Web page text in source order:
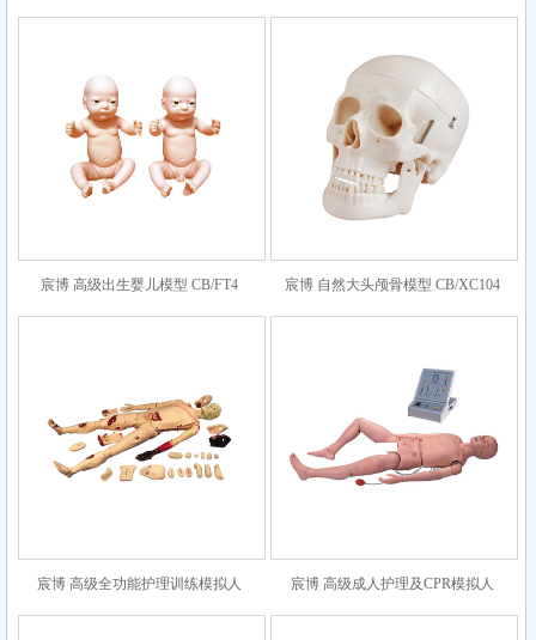
CB/H27
宸博 高级出生婴儿模型 CB/FT4 宸博 自然大头颅骨模型 CB/XC104
宸博 高级全功能护理训练模拟人
CB/H111
宸博 高级成人护理及CPR模拟人
CB/3000